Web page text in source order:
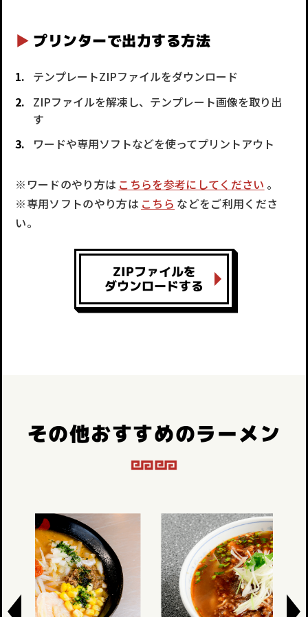
プリンターで出力する方法
テンプレートZIPファイルをダウンロード
ZIPファイルを解凍し、テンプレート画像を取り出
す
ワードや専用ソフトなどを使ってプリントアウト
※ワードのやり方は こちらを参考にしてください 。
※専用ソフトのやり方は こちら などをご利用くださ
い。
ZIPファイルを
ダウンロードする
その他おすすめのラーメン